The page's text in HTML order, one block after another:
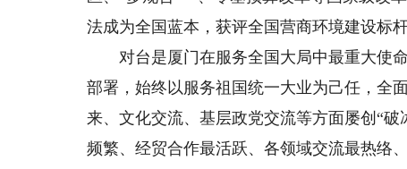
法成为全国蓝本，获评全国营商环境建设标杆
对台是厦门在服务全国大局中最重大使命
部署，始终以服务祖国统一大业为己任，全
来、文化交流、基层政党交流等方面屡创“
频繁、经贸合作最活跃、各领域交流最热络